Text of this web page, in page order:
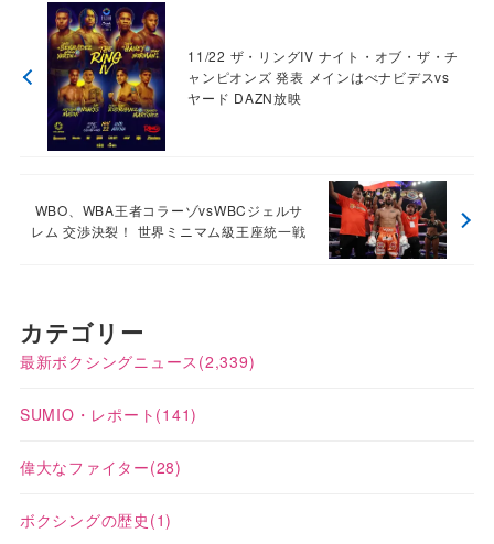
11/22 ザ・リングIV ナイト・オブ・ザ・チ
ャンピオンズ 発表 メインはべナビデスvs
ヤード DAZN放映
WBO、WBA王者コラーゾvsWBCジェルサ
レム 交渉決裂！ 世界ミニマム級王座統一戦
カテゴリー
最新ボクシングニュース (2,339)
SUMIO・レポート (141)
偉大なファイター(28)
ボクシングの歴史 (1)